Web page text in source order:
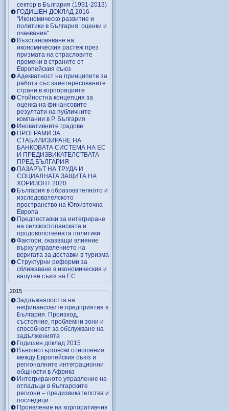
сектор в България (1991-2013)
ГОДИШЕН ДОКЛАД 2016
"Икономическо развитие и
политики в България: оценки и
очаквания"
Възстановяване на
икономическия растеж през
призмата на отрасловите
промени в страните от
Европейския съюз
Адекватност на принципите за
работа със заинтересованите
страни в корпорациите
Стойностна концепция за
оценка на финансовите
резултати на публичните
компании в Р. България
Иновативните градове
ПРОГРАМИ ЗА
СТАБИЛИЗИРАНЕ НА
БАНКОВАТА СИСТЕМА НА ЕС
И ПРЕДИЗВИКАТЕЛСТВАТА
ПРЕД БЪЛГАРИЯ
ПАЗАРЪТ НА ТРУДА И
СОЦИАЛНАТА ЗАЩИТА НА
ХОРИЗОНТ 2020
България в образователното и
изследователското
пространство на Югоизточна
Европа
Предпоставки за интегриране
на селскостопанската и
продоволствената политики
Фактори, оказващи влияние
върху управлението на
веригата за доставки в туризма
Структурни реформи за
сближаване в икономическия и
валутен съюз на ЕС
2015
Задлъжнялостта на
нефинансовите предприятия в
България. Произход,
състояние, проблемни зони и
способност за обслужване на
задълженията
Годишен доклад 2015
Външнотърговски отношения
между Европейския съюз и
регионалните интеграционни
общности в Африка
Интегрираното управление на
отпадъци в българските
региони – предизвикателства и
последици
Проявление на корпоративния